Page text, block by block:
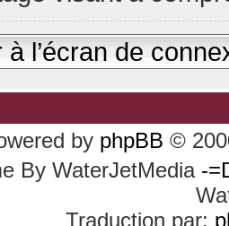
à l’écran de
by phpBB ©
By WaterJetMedia -
Traduction par: